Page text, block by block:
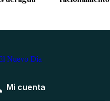
Mi cuenta